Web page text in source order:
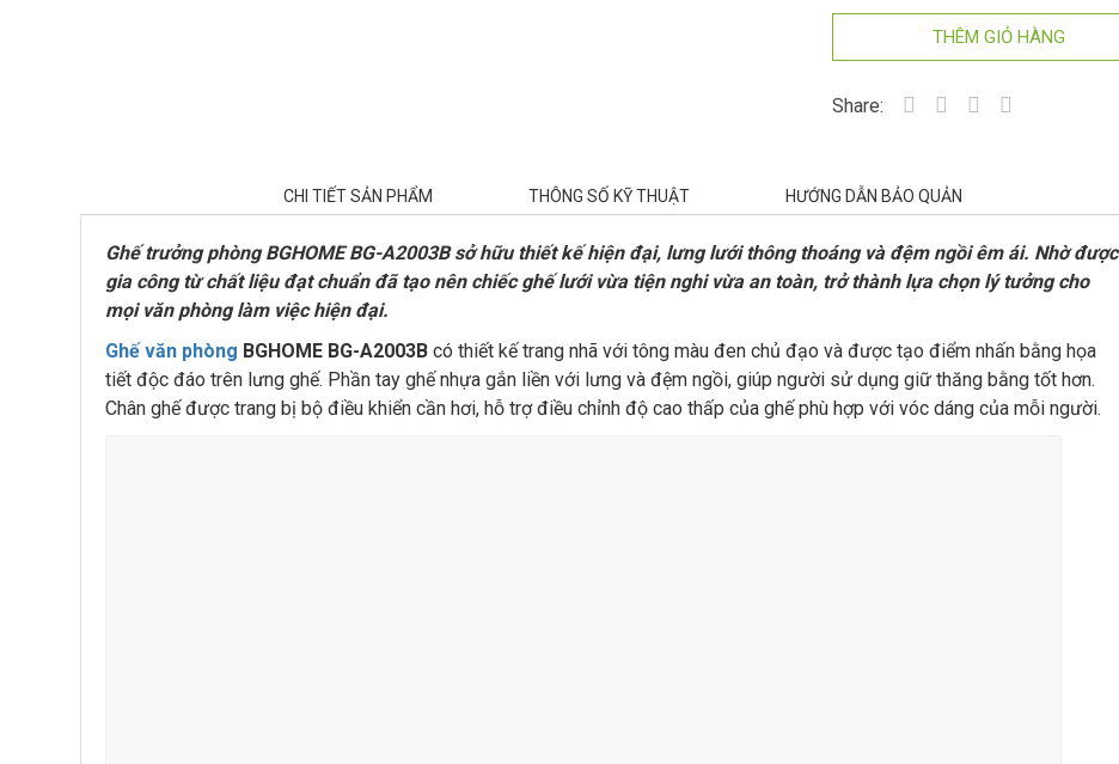
THÊM GIỎ HÀNG
Share:
CHI TIẾT SẢN PHẨM THÔNG SỐ KỸ THUẬT HƯỚNG DẪN BẢO QUẢN
Ghế trưởng phòng BGHOME BG-A2003Bsở hữu thiết kế hiện đại, lưng lưới thông thoáng và đệm ngồi êm ái. Nhờ được
gia công từ chất liệu đạt chuẩn đã tạo nên chiếc ghế lưới vừa tiện nghi vừa an toàn, trở thành lựa chọn lý tưởng cho
mọi văn phòng làm việc hiện đại.
Ghế văn phòng BGHOME BG-A2003B có thiết kế trang nhã với tông màu đen chủ đạo và được tạo điểm nhấn bằng họa
tiết độc đáo trên lưng ghế. Phần tay ghế nhựa gắn liền với lưng và đệm ngồi, giúp người sử dụng giữ thăng bằng tốt hơn.
Chân ghế được trang bị bộ điều khiển cần hơi, hỗ trợ điều chỉnh độ cao thấp của ghế phù hợp với vóc dáng của mỗi người.